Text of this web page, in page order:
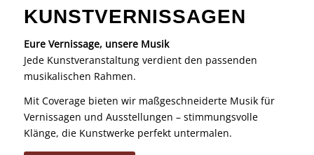
KUNSTVERNISSAGEN
Eure Vernissage, unsere Musik
Jede Kunstveranstaltung verdient den passenden
musikalischen Rahmen.
Mit Coverage bieten wir maßgeschneiderte Musik für
Vernissagen und Ausstellungen – stimmungsvolle
Klänge, die Kunstwerke perfekt untermalen.